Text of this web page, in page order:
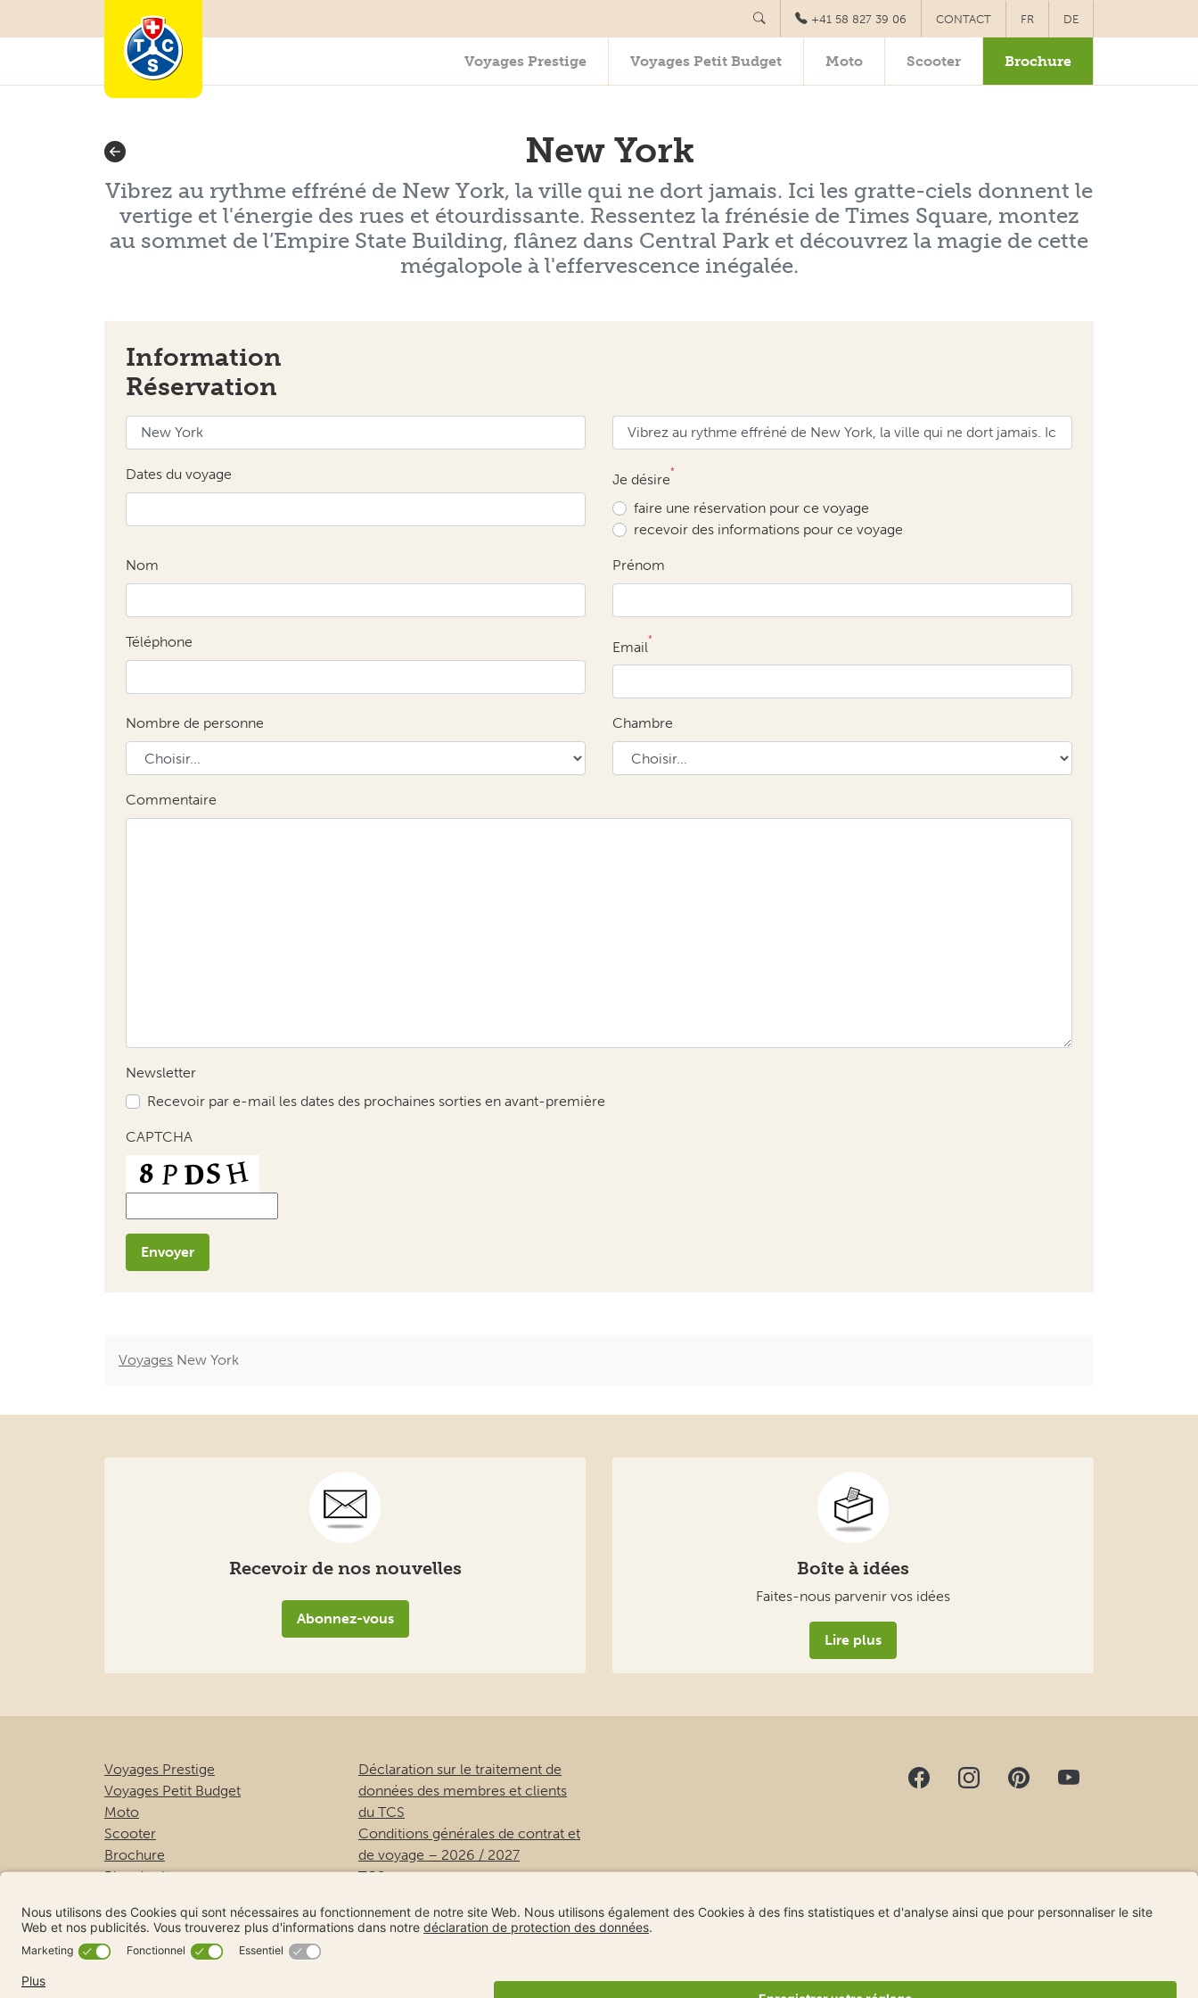
+41 58 827 39 06 CONTACT FR DE
Voyages Prestige Voyages Petit Budget Moto Scooter Brochure
New York
Vibrez au rythme effréné de New York, la ville qui ne dort jamais. Ici les gratte-ciels donnent le
vertige et l'énergie des rues et étourdissante. Ressentez la frénésie de Times Square, montez
au sommet de l’Empire State Building, flânez dans Central Park et découvrez la magie de cette
mégalopole à l'effervescence inégalée.
Information
Réservation
Dates du voyage Je désire
*
faire une réservation pour ce voyage
recevoir des informations pour ce voyage
Nom Prénom
Téléphone Email
*
Nombre de personne Chambre
Commentaire
Newsletter
Recevoir par e-mail les dates des prochaines sorties en avant-première
CAPTCHA
Envoyer
Voyages New York
Recevoir de nos nouvelles
Abonnez-vous
Boîte à idées
Faites-nous parvenir vos idées
Lire plus
Voyages Prestige
Voyages Petit Budget
Moto
Scooter
Brochure
Plan du site
Déclaration sur le traitement de
données des membres et clients
du TCS
Conditions générales de contrat et
de voyage – 2026 / 2027
TCS
onholidaysagain.com